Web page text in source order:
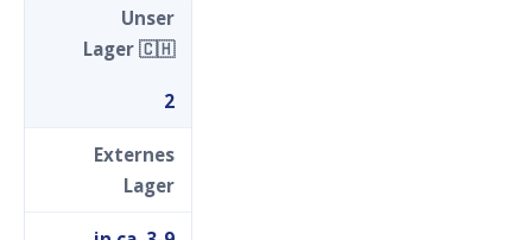
Unser
Lager 🇨🇭
2
Externes
Lager